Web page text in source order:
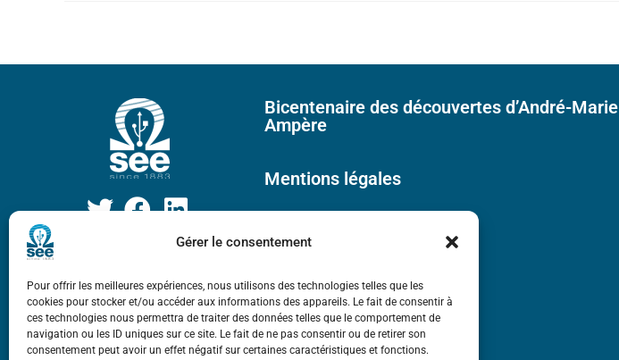
Gérer le consentement
Pour offrir les meilleures expériences, nous utilisons des technologies telles que les
cookies pour stocker et/ou accéder aux informations des appareils. Le fait de consentir à
ces technologies nous permettra de traiter des données telles que le comportement de
navigation ou les ID uniques sur ce site. Le fait de ne pas consentir ou de retirer son
consentement peut avoir un effet négatif sur certaines caractéristiques et fonctions.
Bicentenaire des découvertes d’André-Marie
Ampère
Mentions légales